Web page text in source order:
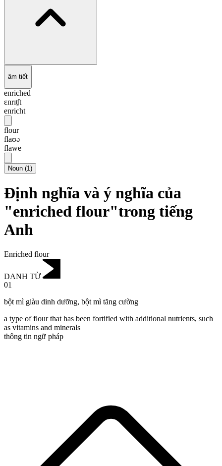
âm tiết
enriched
ɛnrɪʧt
enricht
flour
flaʊə
flawe
Noun (1)
Định nghĩa và ý nghĩa của
"enriched flour"trong tiếng
Anh
Enriched flour
DANH TỪ
01
bột mì giàu dinh dưỡng, bột mì tăng cường
a type of flour that has been fortified with additional nutrients, such
as vitamins and minerals
thông tin ngữ pháp